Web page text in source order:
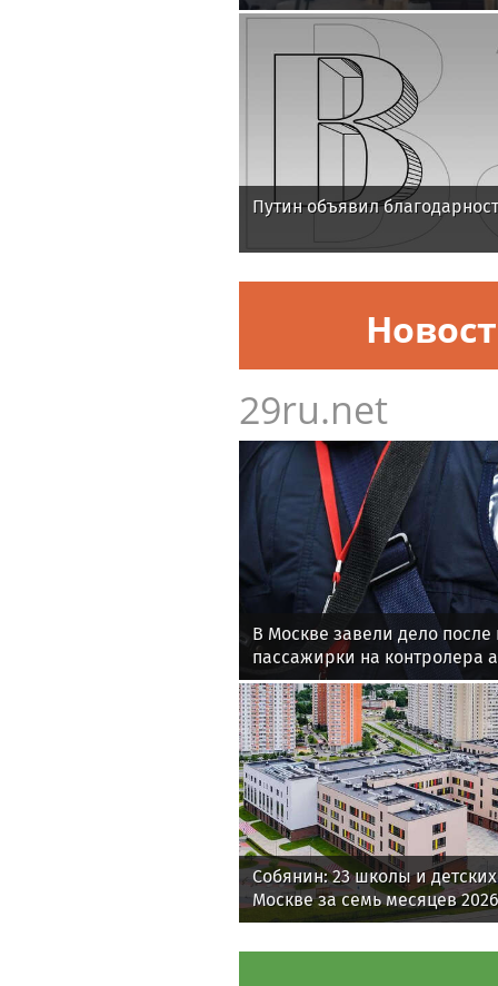
Путин объявил
29ru.net
В Москве завели дело после
пассажирки на контролера
Собянин: 23 школы и
Москве за семь месяцев